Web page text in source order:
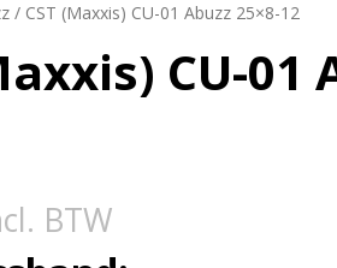
/ CST (Maxxis) CU-01 Abuzz 25×8-12
CU-01
BTW